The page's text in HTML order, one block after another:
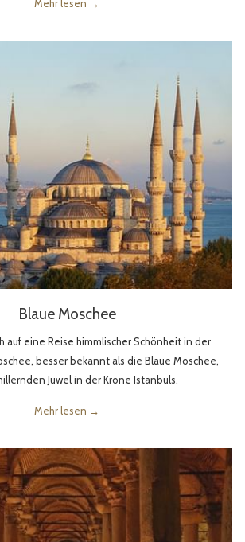
Mehr lesen
Blaue Moschee
auf eine Reise himmlischer Schönheit in der
besser bekannt als die Blaue Moschee,
Juwel in der Krone Istanbuls.
Mehr lesen